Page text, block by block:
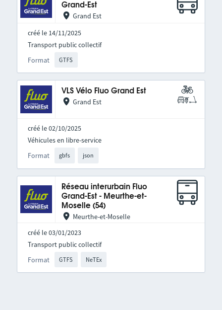
Grand-Est
Grand Est
créé le 14/11/2025
Format GTFS
Transport public collectif
VLS Vélo Fluo Grand Est
Grand Est
créé le 02/10/2025
Format gbfs json
Véhicules en libre-service
Réseau interurbain Fluo
Grand-Est - Meurthe-et-
Moselle (54)
Meurthe-et-Moselle
créé le 03/01/2023
Format GTFS NeTEx
Transport public collectif